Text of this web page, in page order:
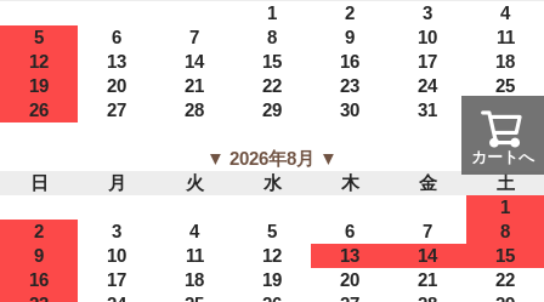
カートへ
1
2 3
4
5
6 7 8 9 10
11
12
13 14 15 16 17
18
19
20 21 22 23 24
25
26
27 28 29 30 31
▼ 2026年8月 ▼
日
月 火 水 木 金
土
1
2
3 4 5 6 7
8
9
10 11 12 13 14
15
16
17 18 19 20 21
22